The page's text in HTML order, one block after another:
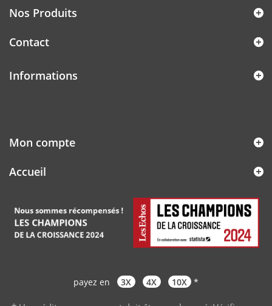
Nos Produits
Contact
Informations
Mon compte
Accueil
payez en 3X 4X 10X *